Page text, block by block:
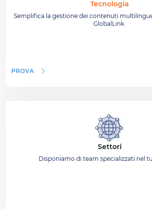
Tecnologia
Semplifica la gestione dei contenuti
GlobalLink.
PROVA
Settori
Disponiamo di team specializzati nel